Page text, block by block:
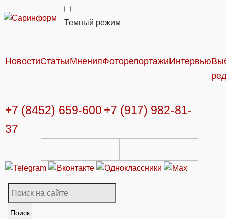
Темный режим
НовостиСтатьиМненияФоторепортажиИнтервью
+7 (8452) 659-600 +7 (917) 982-81-
37
Поиск